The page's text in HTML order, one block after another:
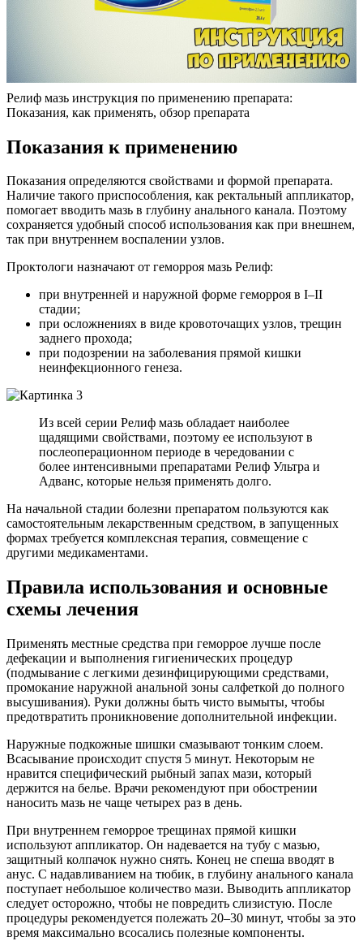
Релиф мазь инструкция по применению препарата:
Показания, как применять, обзор препарата
Показания к применению
Показания определяются свойствами и формой препарата.
Наличие такого приспособления, как ректальный аппликатор,
помогает вводить мазь в глубину анального канала. Поэтому
сохраняется удобный способ использования как при внешнем,
так при внутреннем воспалении узлов.
Проктологи назначают от геморроя мазь Релиф:
при внутренней и наружной форме геморроя в I–II
стадии;
при осложнениях в виде кровоточащих узлов, трещин
заднего прохода;
при подозрении на заболевания прямой кишки
неинфекционного генеза.
Из всей серии Релиф мазь обладает наиболее
щадящими свойствами, поэтому ее используют в
послеоперационном периоде в чередовании с
более интенсивными препаратами Релиф Ультра и
Адванс, которые нельзя применять долго.
На начальной стадии болезни препаратом пользуются как
самостоятельным лекарственным средством, в запущенных
формах требуется комплексная терапия, совмещение с
другими медикаментами.
Правила использования и основные
схемы лечения
Применять местные средства при геморрое лучше после
дефекации и выполнения гигиенических процедур
(подмывание с легкими дезинфицирующими средствами,
промокание наружной анальной зоны салфеткой до полного
высушивания). Руки должны быть чисто вымыты, чтобы
предотвратить проникновение дополнительной инфекции.
Наружные подкожные шишки смазывают тонким слоем.
Всасывание происходит спустя 5 минут. Некоторым не
нравится специфический рыбный запах мази, который
держится на белье. Врачи рекомендуют при обострении
наносить мазь не чаще четырех раз в день.
При внутреннем геморрое трещинах прямой кишки
используют аппликатор. Он надевается на тубу с мазью,
защитный колпачок нужно снять. Конец не спеша вводят в
анус. С надавливанием на тюбик, в глубину анального канала
поступает небольшое количество мази. Выводить аппликатор
следует осторожно, чтобы не повредить слизистую. После
процедуры рекомендуется полежать 20–30 минут, чтобы за это
время максимально всосались полезные компоненты.